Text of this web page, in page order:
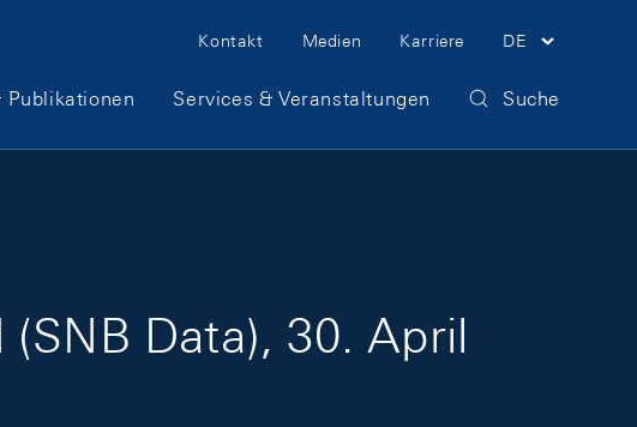
Meta Navigation
Kontakt Medien Karriere DE
Publikationen Services & Veranstaltungen Suche
Data), 30. April